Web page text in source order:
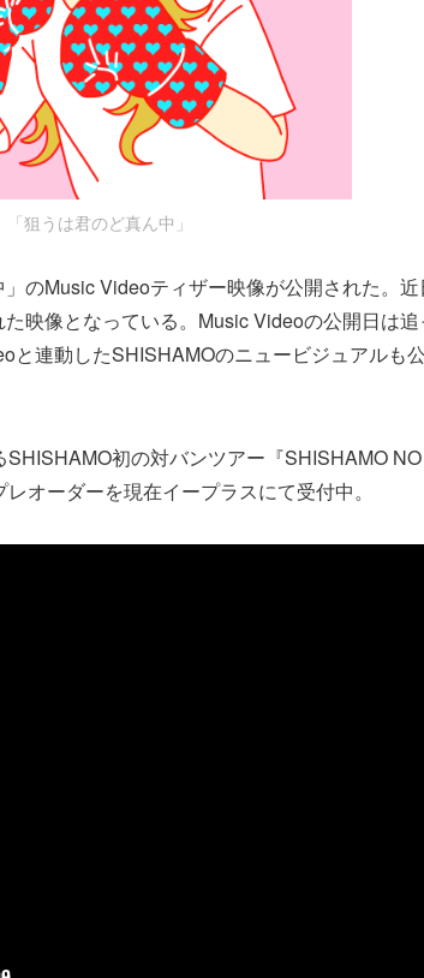
「狙うは君のど真ん中」
のMusic Videoティザー映像が公開された。
映像となっている。Music Videoの公開日は追
と連動したSHISHAMOのニュービジュアルも
初の対バンツアー『SHISHAMO
レオーダーを現在イープラスにて受付中。